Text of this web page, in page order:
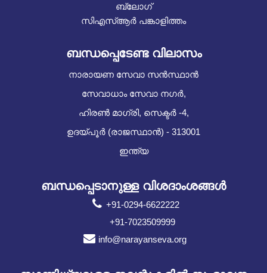
ബ്ലോഗ്
സിഎസ്ആർ പങ്കാളിത്തം
ബന്ധപ്പെടേണ്ട വിലാസം
നാരായണ സേവാ സൻസ്ഥാൻ
സേവാധാം സേവാ നഗർ,
ഹിരൺ മാഗ്രി, സെക്ടർ -4,
ഉദയ്പൂർ (രാജസ്ഥാൻ) - 313001
ഇന്ത്യ
ബന്ധപ്പെടാനുള്ള വിശദാംശങ്ങൾ
+91-0294-6622222
+91-7023509999
info@narayanseva.org